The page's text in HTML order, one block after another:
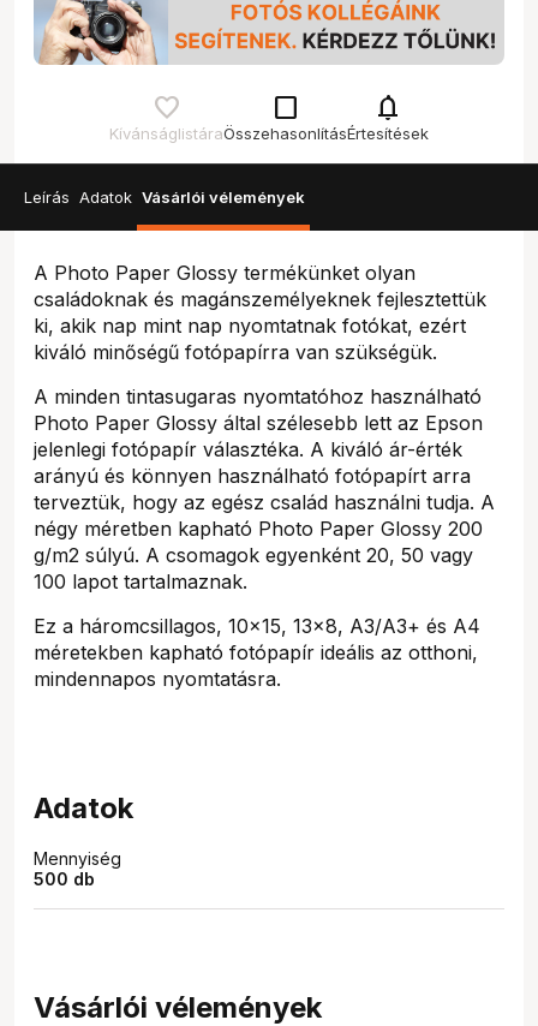
Kívánságlistára
check_box_outline_blank
Összehasonlítás
notifications
Értesítések
Leírás Adatok Vásárlói vélemények
A Photo Paper Glossy termékünket olyan
családoknak és magánszemélyeknek fejlesztettük
ki, akik nap mint nap nyomtatnak fotókat, ezért
kiváló minőségű fotópapírra van szükségük.
A minden tintasugaras nyomtatóhoz használható
Photo Paper Glossy által szélesebb lett az Epson
jelenlegi fotópapír választéka. A kiváló ár-érték
arányú és könnyen használható fotópapírt arra
terveztük, hogy az egész család használni tudja. A
négy méretben kapható Photo Paper Glossy 200
g/m2 súlyú. A csomagok egyenként 20, 50 vagy
100 lapot tartalmaznak.
Ez a háromcsillagos, 10x15, 13x8, A3/A3+ és A4
méretekben kapható fotópapír ideális az otthoni,
mindennapos nyomtatásra.
Adatok
Mennyiség
500 db
Vásárlói vélemények